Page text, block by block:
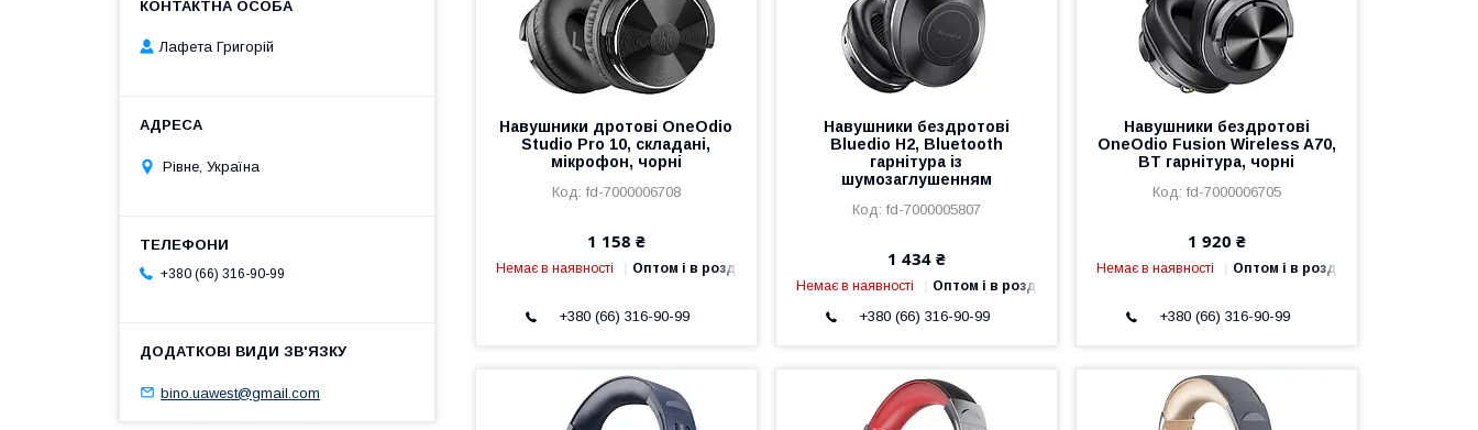
Навушники дротові OneOdio
Studio Pro 10, складані,
мікрофон, чорні
fd-7000006708
1 158 ₴
Немає в наявності Оптом і в роздріб
+380 (66) 316-90-99
Навушники бездротові
Bluedio H2, Bluetooth
гарнітура із
шумозаглушенням
fd-7000005807
1 434 ₴
Немає в наявності Оптом і в роздріб
+380 (66) 316-90-99
Навушники бездротові
OneOdio Fusion Wireless A70,
BT гарнітура, чорні
fd-7000006705
1 920 ₴
Немає в наявності Оптом і в роздріб
+380 (66) 316-90-99
Лафета Григорій
Рівне, Україна
+380 (66) 316-90-99
bino.uawest@gmail.com